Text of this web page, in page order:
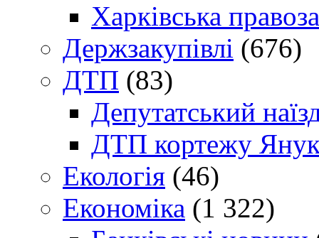
Харківська
Держзакупівлі (676)
ДТП (83)
Депутатський
ДТП кортежу
Екологія (46)
Економіка (1 322)